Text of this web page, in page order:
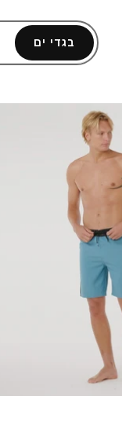
בגדי ים